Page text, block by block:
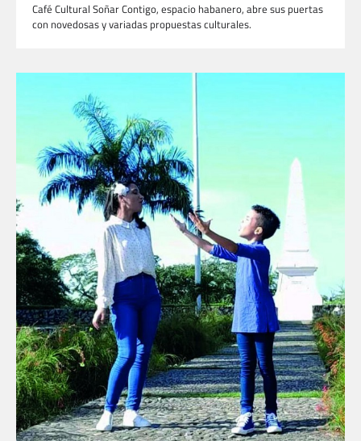
Café Cultural Soñar Contigo, espacio habanero, abre sus puertas
con novedosas y variadas propuestas culturales.